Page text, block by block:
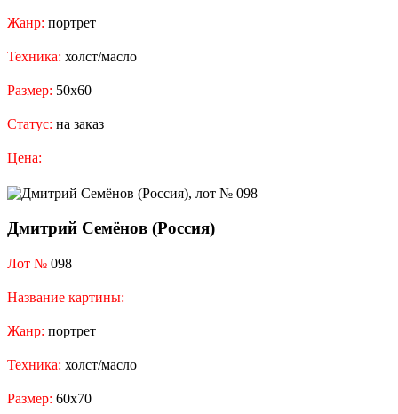
Жанр: портрет
Техника: холст/масло
Размер: 50х60
Статус: на заказ
Цена:
Дмитрий Семёнов (Россия)
Лот № 098
Название картины:
Жанр: портрет
Техника: холст/масло
Размер: 60х70